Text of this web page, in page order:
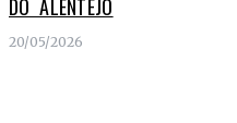
DO ALENTEJO
20/05/2026